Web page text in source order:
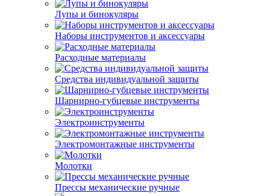
Лупы и бинокуляры
Наборы инструментов и аксессуары
Расходные материалы
Средства индивидуальной защиты
Шарнирно-губцевые инструменты
Электроинструменты
Электромонтажные инструменты
Молотки
Прессы механические ручные